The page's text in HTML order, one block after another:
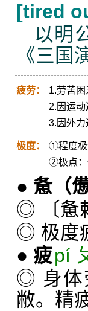
[tired
以明
《三国
疲劳：
1.劳苦困
2.因运
3.因外
极度：
①程度极
②极点：
● 惫（憊
◎ 〔惫
◎ 极度
● 疲pí
◎ 身体
敝。精